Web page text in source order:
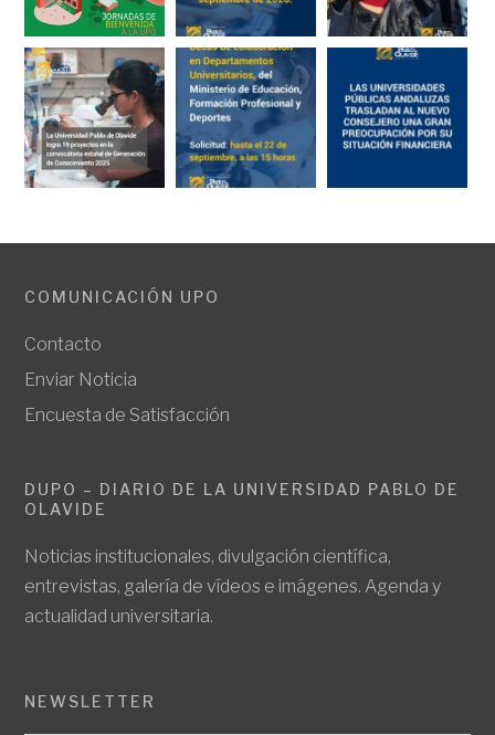
COMUNICACIÓN UPO
Contacto
Enviar Noticia
Encuesta de Satisfacción
DUPO – DIARIO DE LA UNIVERSIDAD PABLO DE
OLAVIDE
Noticias institucionales, divulgación científica,
entrevistas, galería de vídeos e imágenes. Agenda y
actualidad universitaria.
NEWSLETTER